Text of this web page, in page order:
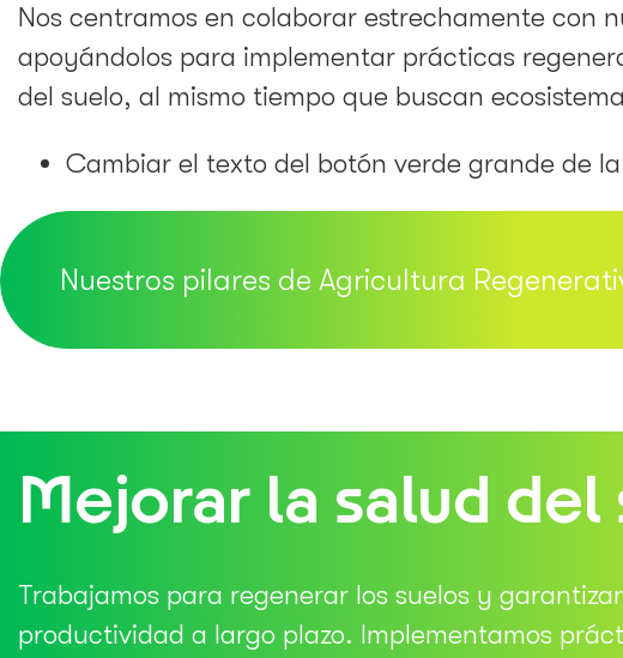
Nos centramos en colaborar estrechamente con
apoyándolos para implementar prácticas
del suelo, al mismo tiempo que buscan
Cambiar el texto del botón verde grande de
Nuestros pilares de Agricultura
Mejorar la salud del
Trabajamos para regenerar los suelos y
productividad a largo plazo. Implementamos